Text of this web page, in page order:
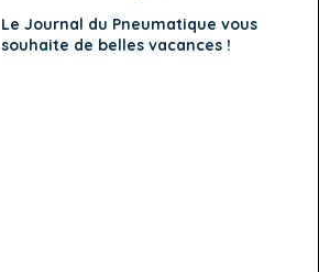
Le Journal du Pneumatique vous
souhaite de belles vacances !